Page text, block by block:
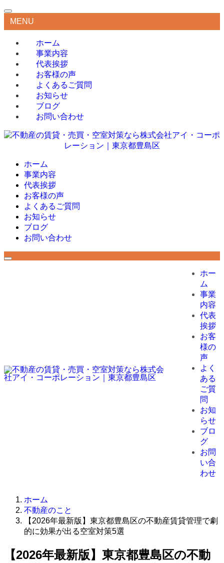
MENU
ホーム
事業内容
代表挨拶
お客様の声
よくあるご質問
お知らせ
ブログ
お問い合わせ
ホーム
事業内容
代表挨拶
お客様の声
よくあるご質問
お知らせ
ブログ
お問い合わせ
ホー
ム
事業
内容
代表
挨拶
お客
様の
声
よく
ある
ご質
問
お知
らせ
ブロ
グ
お問
い合
わせ
ホーム
不動産のこと
【2026年最新版】東京都豊島区の不動産賃貸管理で劇
的に効果が出る空室対策5選
【2026年最新版】東京都豊島区の不動